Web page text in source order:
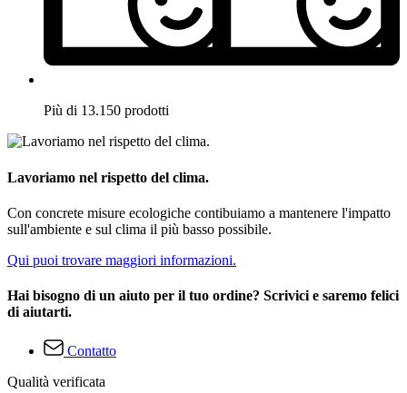
Più di 13.150 prodotti
Lavoriamo nel rispetto del clima.
Con concrete misure ecologiche contibuiamo a mantenere l'impatto
sull'ambiente e sul clima il più basso possibile.
Qui puoi trovare maggiori informazioni.
Hai bisogno di un aiuto per il tuo ordine? Scrivici e saremo felici
di aiutarti.
Contatto
Qualità verificata